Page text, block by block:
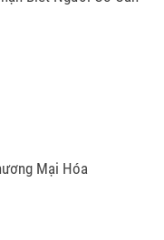
Mại Hóa